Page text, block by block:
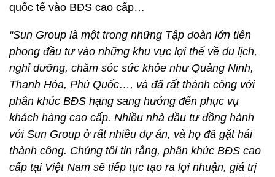
quốc tế vào BĐS cao cấp…
“Sun Group là một trong những Tập đoàn lớn tiên
phong đầu tư vào những khu vực lợi thế về du lịch,
nghỉ dưỡng, chăm sóc sức khỏe như Quảng Ninh,
Thanh Hóa, Phú Quốc…, và đã rất thành công với
phân khúc BĐS hạng sang hướng đến phục vụ
khách hàng cao cấp. Nhiều nhà đầu tư đồng hành
với Sun Group ở rất nhiều dự án, và họ đã gặt hái
thành công. Chúng tôi tin rằng, phân khúc BĐS cao
cấp tại Việt Nam sẽ tiếp tục tạo ra lợi nhuận, giá trị